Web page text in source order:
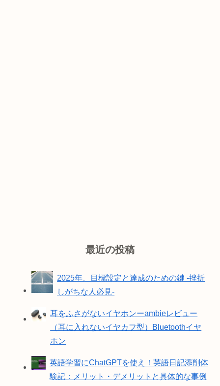
最近の投稿
2025年、目標設定と達成のための鍵 -挫折
しがちな人必見-
耳をふさがないイヤホンーambieレビュー
（耳に入れないイヤカフ型）Bluetoothイヤ
ホン
英語学習にChatGPTを使え！英語日記添削体
験記：メリット・デメリットと具体的な事例